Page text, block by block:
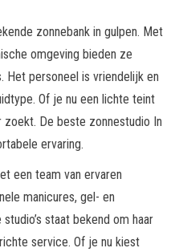
zonnebank in gulpen. Met
omgeving bieden ze
Het personeel is vriendelijk en
Of je nu een lichte teint
De beste zonnestudio In
ervaring.
een team van ervaren
manicures, gel- en
staat bekend om haar
service. Of je nu kiest